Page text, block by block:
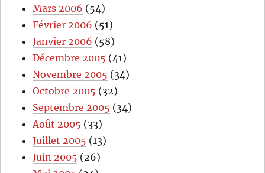
Mars 2006 (54)
Février 2006 (51)
Janvier 2006 (58)
Décembre 2005 (41)
Novembre 2005 (34)
Octobre 2005 (32)
Septembre 2005 (34)
Août 2005 (33)
Juillet 2005 (13)
Juin 2005 (26)